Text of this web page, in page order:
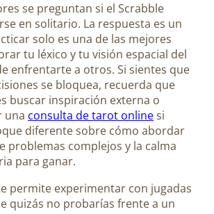
se preguntan si el Scrabble
en solitario. La respuesta es un
solo es una de las mejores
tu léxico y tu visión espacial del
enfrentarte a otros. Si sientes que
se bloquea, recuerda que
buscar inspiración externa o
una consulta de tarot onlinesi
diferente sobre cómo abordar
problemas complejos y la calma
para ganar.
permite experimentar con jugadas
quizás no probarías frente a un